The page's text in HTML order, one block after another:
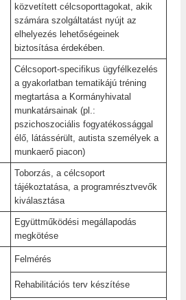
közvetített célcsoporttagokat, akik
számára szolgáltatást nyújt az
elhelyezés lehetőségeinek
biztosítása érdekében.
Célcsoport-specifikus ügyfélkezelés
a gyakorlatban tematikájú tréning
megtartása a Kormányhivatal
munkatársainak (pl.:
pszichoszociális fogyatékossággal
élő, látássérült, autista személyek a
munkaerő piacon)
Toborzás, a célcsoport
tájékoztatása, a programrésztvevők
kiválasztása
Együttműködési megállapodás
megkötése
Felmérés
Rehabilitációs terv készítése